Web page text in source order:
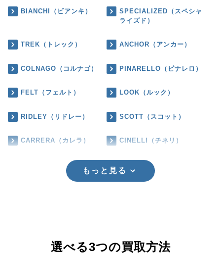
BIANCHI（ビアンキ）
SPECIALIZED（スペシャ
ライズド）
TREK（トレック） ANCHOR（アンカー）
COLNAGO（コルナゴ） PINARELLO（ピナレロ）
FELT（フェルト） LOOK（ルック）
RIDLEY（リドレー） SCOTT（スコット）
CARRERA（カレラ） CINELLI（チネリ）
もっと見る
選べる3つの買取方法